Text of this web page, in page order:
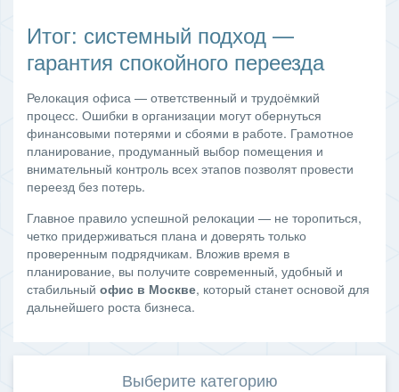
Итог: системный подход —
гарантия спокойного переезда
Релокация офиса — ответственный и трудоёмкий
процесс. Ошибки в организации могут обернуться
финансовыми потерями и сбоями в работе. Грамотное
планирование, продуманный выбор помещения и
внимательный контроль всех этапов позволят провести
переезд без потерь.
Главное правило успешной релокации — не торопиться,
четко придерживаться плана и доверять только
проверенным подрядчикам. Вложив время в
планирование, вы получите современный, удобный и
стабильный офис в Москве, который станет основой для
дальнейшего роста бизнеса.
Выберите категорию